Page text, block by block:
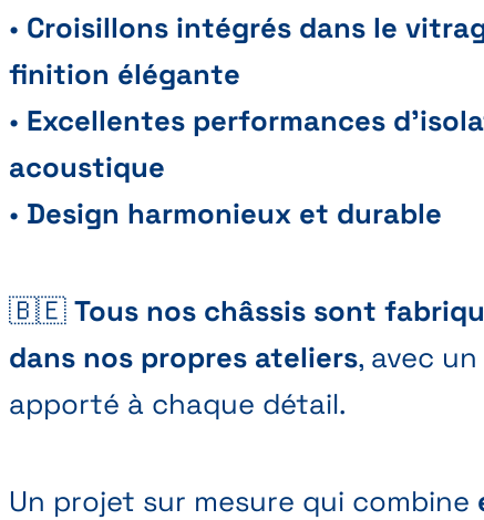
• Croisillons intégrés dans le
finition élégante
• Excellentes performances
acoustique
• Design harmonieux et durable
🇧🇪 Tous nos châssis sont
dans nos propres ateliers, avec
apporté à chaque détail.
Un projet sur mesure qui combine